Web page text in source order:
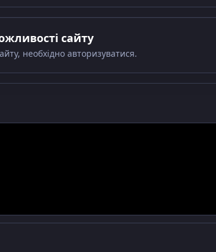
сайту
необхідно авторизуватися.